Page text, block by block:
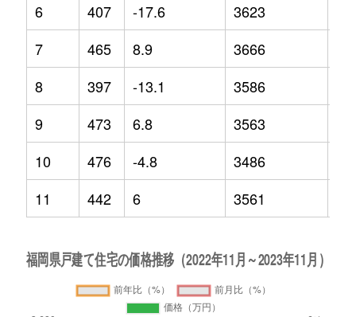
6
407 -17.6 3623
7
465 8.9 3666
8
397 -13.1 3586
9
473 6.8 3563
10
476 -4.8 3486
11
442 6 3561